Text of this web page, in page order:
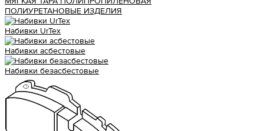
ПОЛИУРЕТАНОВЫЕ ИЗДЕЛИЯ
Набивки UrTex
Набивки асбестовые
Набивки безасбестовые